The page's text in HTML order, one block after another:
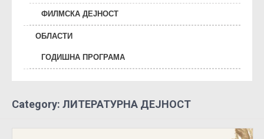
ФИЛМСКА ДЕЈНОСТ
ОБЛАСТИ
ГОДИШНА ПРОГРАМА
Category: ЛИТЕРАТУРНА ДЕЈНОСТ